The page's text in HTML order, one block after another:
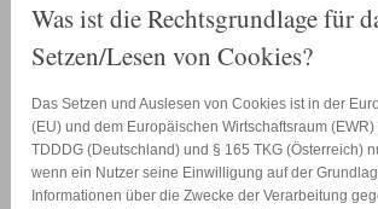
Was ist die Rechtsgrundlage für
Setzen/Lesen von Cookies?
Das Setzen und Auslesen von Cookies ist in der
(EU) und dem Europäischen Wirtschaftsraum
TDDDG (Deutschland) und § 165 TKG (Österreich)
wenn ein Nutzer seine Einwilligung auf der
Informationen über die Zwecke der Verarbeitung